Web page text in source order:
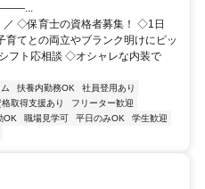
／ ◇保育士の資格者募集！ ◇1日
てとの両立やブランク明けにピッ
フト応相談 ◇オシャレな内装で
扶養内勤務OK
社員登用あり
格取得支援あり
フリーター歓迎
OK 職場見学可 平日のみOK
学生歓迎